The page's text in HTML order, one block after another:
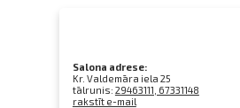
Salona adrese:
Kr. Valdemāra iela 25
tālrunis: 29463111, 67331148
rakstīt e-mail